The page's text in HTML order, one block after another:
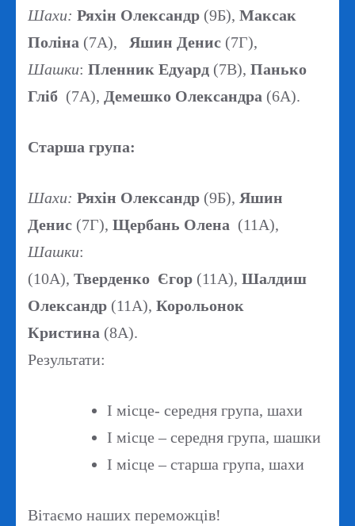
Шахи: Ряхін Олександр (9Б), Максак
Поліна (7А), Яшин Денис (7Г),
Шашки: Пленник Едуард (7В), Панько
Гліб (7А), Демешко Олександра (6А).
Старша група:
Шахи: Ряхін Олександр (9Б), Яшин
Денис (7Г), Щербань Олена (11А),
Шашки:
(10А), Тверденко Єгор (11А), Шалдиш
Олександр (11А), Корольонок
Кристина (8А).
Результати:
І місце- середня група, шахи
І місце – середня група, шашки
І місце – старша група, шахи
Вітаємо наших переможців!